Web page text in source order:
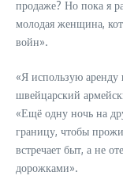
продаже? Но пока я
молодая женщина,
войн».
«Я использую аренду
швейцарский
«Ещё одну ночь на
границу, чтобы
встречает быт, а не
дорожками».